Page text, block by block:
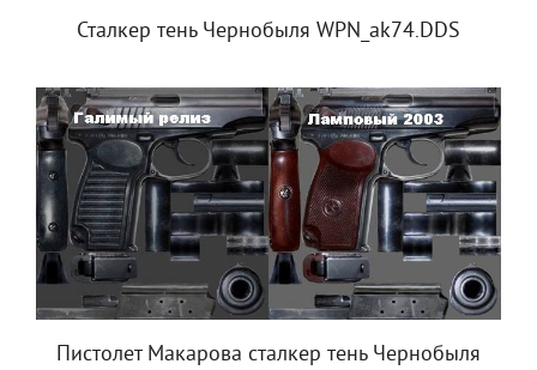
Сталкер тень Чернобыля WPN_ak74.DDS
Пистолет Макарова сталкер тень Чернобыля